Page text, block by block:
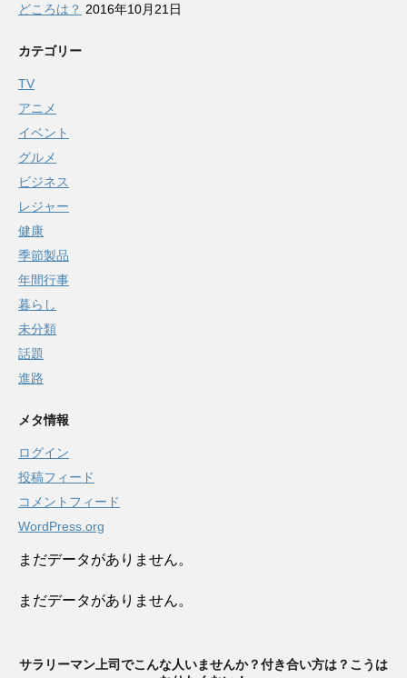
どころは？ 2016年10月21日
カテゴリー
TV
アニメ
イベント
グルメ
ビジネス
レジャー
健康
季節製品
年間行事
暮らし
未分類
話題
進路
メタ情報
ログイン
投稿フィード
コメントフィード
WordPress.org
まだデータがありません。
まだデータがありません。
サラリーマン上司でこんな人いませんか？付き合い方は？こうは